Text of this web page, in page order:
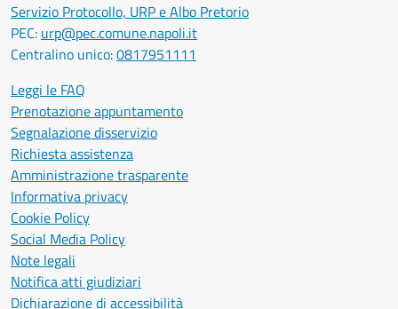
Servizio Protocollo, URP e Albo Pretorio
PEC: urp@pec.comune.napoli.it
Centralino unico:0817951111
Leggi le FAQ
Prenotazione appuntamento
Segnalazione disservizio
Richiesta assistenza
Amministrazione trasparente
Informativa privacy
Cookie Policy
Social Media Policy
Note legali
Notifica atti giudiziari
Dichiarazione di accessibilità